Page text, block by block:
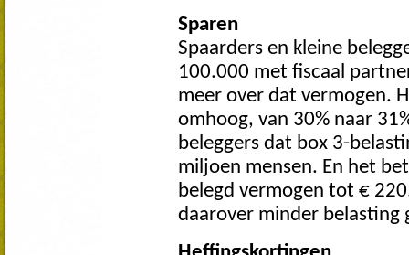
Sparen
Spaarders en kleine
100.000 met fiscaal
meer over dat vermogen.
omhoog, van 30% naar
beleggers dat box 3-
miljoen mensen. En het
belegd vermogen tot €
daarover minder belasting